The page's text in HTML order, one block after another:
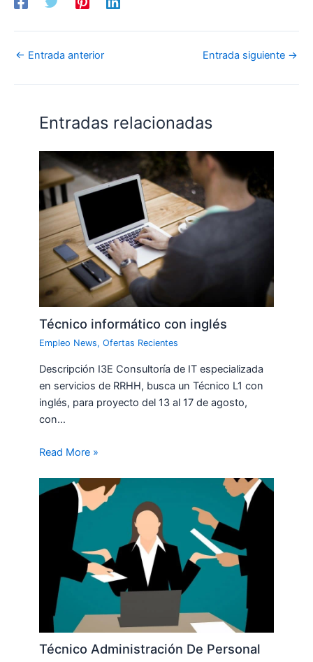
← Entrada anterior Entrada siguiente →
Entradas relacionadas
Técnico informático con inglés
Empleo News,Ofertas Recientes
Descripción I3E Consultoría de IT especializada
en servicios de RRHH, busca un Técnico L1 con
inglés, para proyecto del 13 al 17 de agosto,
con…
Read More »
Técnico Administración De Personal